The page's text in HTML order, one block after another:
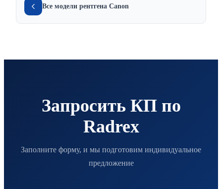
Все модели рентгена Canon
Запросить КП по
Radrex
Заполните форму, и мы подготовим индивидуальное
предложение